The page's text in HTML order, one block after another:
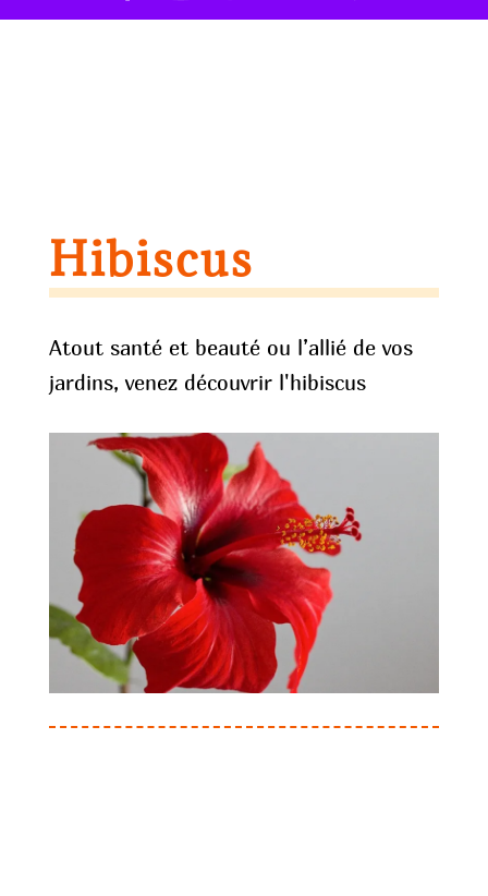
Hibiscus
Atout santé et beauté ou l’allié de vos
jardins, venez découvrir l'hibiscus